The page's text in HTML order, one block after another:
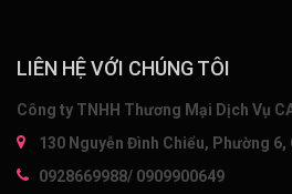
LIÊN HỆ VỚI CHÚNG TÔI
Công ty TNHH Thương Mại Dịch Vụ
130 Nguyễn Đình Chiểu, Phường 6,
0928669988/ 0909900649